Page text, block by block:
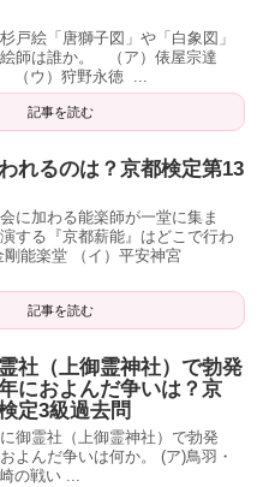
戸絵「唐獅子図」や「白象図」
師は誰か。 （ア）俵屋宗達
（ウ）狩野永徳 ...
記事を読む
れるのは？京都検定第13
に加わる能楽師が一堂に集ま
する『京都薪能』はどこで行わ
能楽堂 （イ）平安神宮
記事を読む
社（上御霊神社）で勃発
におよんだ争いは？京
定3級過去問
御霊社（上御霊神社）で勃発
よんだ争いは何か。 (ア)鳥羽・
の戦い ...